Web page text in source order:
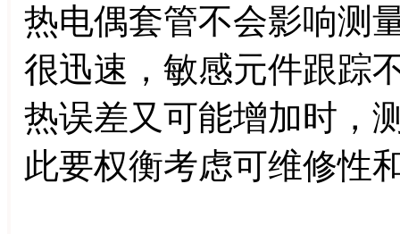
热电偶套管不会影响测
很迅速，敏感元件跟踪
热误差又可能增加时，
此要权衡考虑可维修性